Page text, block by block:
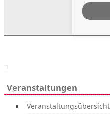
Veranstaltungen
Veranstaltungsübersicht